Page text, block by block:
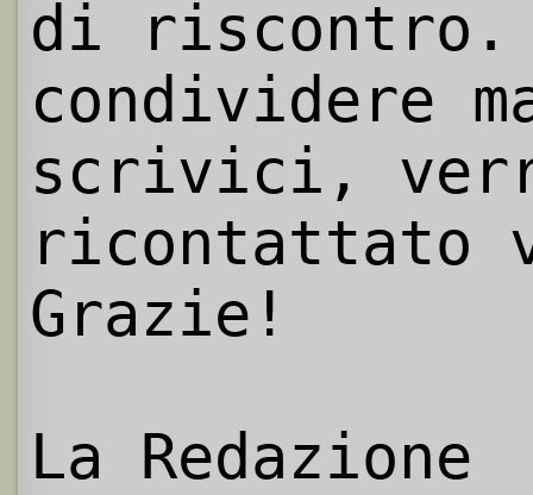
di riscontro.
condividere
scrivici,
ricontattato
Grazie!
La Redazione